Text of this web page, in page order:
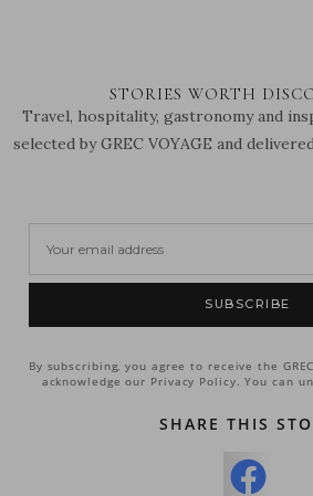
STORIES WORTH
Travel, hospitality, gastronomy and
selected by GREC VOYAGE and
SUBSCRIBE
By subscribing, you agree to receive the
acknowledge our Privacy Policy. You can
SHARE THIS